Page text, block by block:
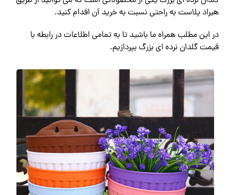
هیراد پلاست به راحتی نسبت به خرید آن اقدام کنید.
در این مطلب همراه ما باشید تا به تمامی اطلاعات در رابطه با
قیمت گلدان نرده ای بزرگ بپردازیم.